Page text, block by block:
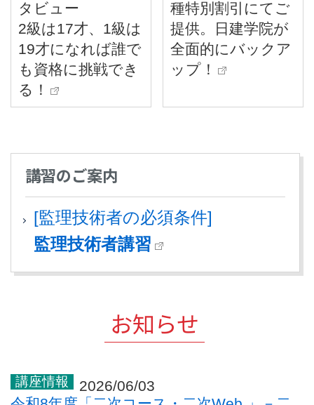
タビュー
2級は17才、1級は
19才になれば誰で
も資格に挑戦でき
る！
種特別割引にてご
提供。日建学院が
全面的にバックア
ップ！
講習のご案内
[監理技術者の必須条件]
監理技術者講習
お知らせ
2026/06/03